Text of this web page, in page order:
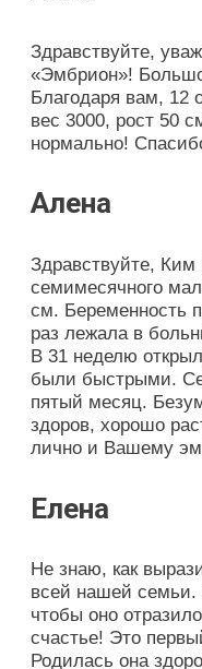
Здравствуйте,
«Эмбрион»!
Благодаря вам, 12
вес 3000, рост 50
нормально!
Алена
Здравствуйте,
семимесячного
см. Беременность
раз лежала в
В 31 неделю
были быстрыми.
пятый месяц.
здоров, хорошо
лично и Вашему
Елена
Не знаю, как
всей нашей семьи.
чтобы оно
счастье! Это
Родилась она